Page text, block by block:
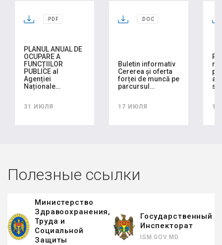
.PDF
PLANUL ANUAL DE
OCUPARE A
FUNCȚIILOR
PUBLICE al
Agenției
Naționale…
31 ИЮЛЯ
.DOC
Buletin informativ
Cererea și oferta
forței de muncă pe
parcursul…
17 ИЮЛЯ
Полезные ссылки
Министерство
Здравоохранения,
Труда и
Социальной
Защиты
Государственный
Инспекторат
ISM.GOV.MD